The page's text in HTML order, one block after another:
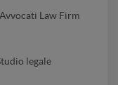
Law Firm
legale